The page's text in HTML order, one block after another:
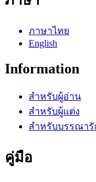
ภาษาไทย
English
Information
สำหรับผู้อ่าน
สำหรับผู้แต่ง
สำหรับบรรณา
คู่มือ